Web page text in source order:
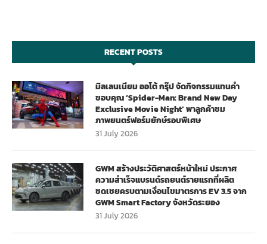
RECENT POSTS
มิลเลนเนียม ออโต้ กรุ๊ป จัดกิจกรรมแทนคำ
ขอบคุณ ‘Spider-Man: Brand New Day
Exclusive Movie Night’ พาลูกค้าชม
ภาพยนตร์ฟอร์มยักษ์รอบพิเศษ
31 July 2026
GWM สร้างประวัติศาสตร์หน้าใหม่ ประกาศ
ความสำเร็จแบรนด์รถยนต์รายแรกที่ผลิต
ชดเชยครบตามเงื่อนไขมาตรการ EV 3.5 จาก
GWM Smart Factory จังหวัดระยอง
31 July 2026